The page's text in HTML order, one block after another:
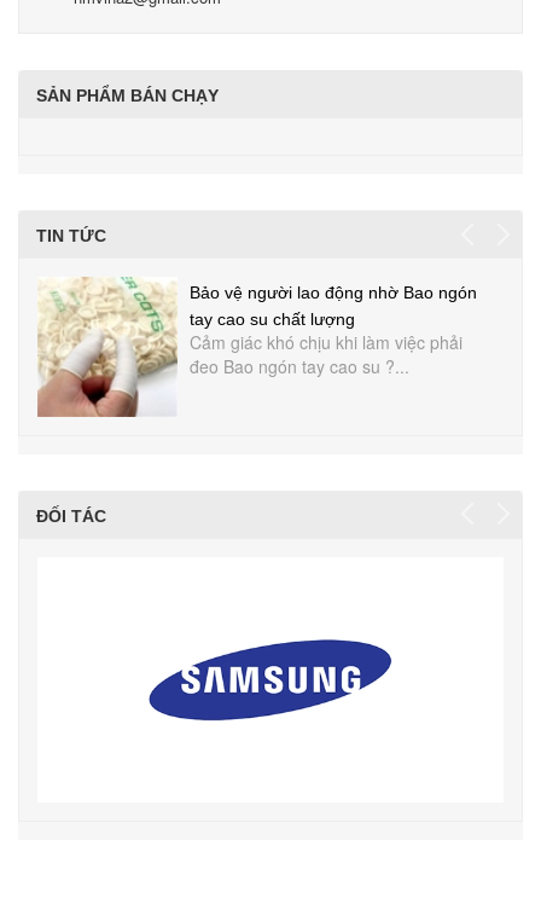
SẢN PHẨM BÁN CHẠY
TIN TỨC
Bảo vệ người lao động nhờ Bao ngón
tay cao su chất lượng
Cảm giác khó chịu khi làm việc phải
đeo Bao ngón tay cao su ?...
ĐỐI TÁC